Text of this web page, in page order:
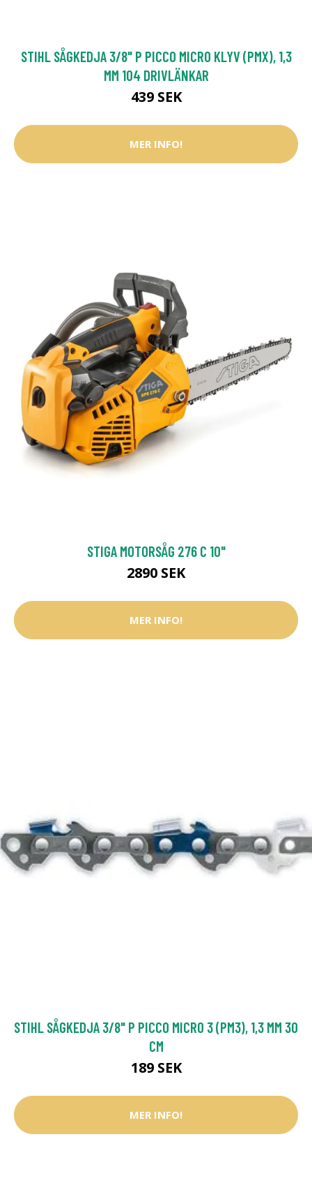
STIHL SÅGKEDJA 3/8" P PICCO MICRO KLYV (PMX), 1,3
MM 104 DRIVLÄNKAR
439 SEK
MER INFO!
STIGA MOTORSÅG 276 C 10"
2890 SEK
MER INFO!
STIHL SÅGKEDJA 3/8" P PICCO MICRO 3 (PM3), 1,3 MM 30
CM
189 SEK
MER INFO!